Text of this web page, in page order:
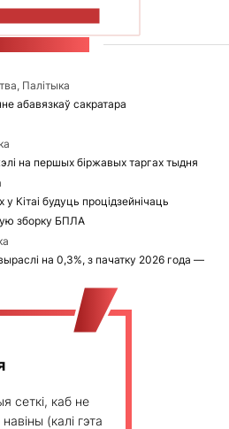
Палітыка
абавязкаў сакратара
на першых біржавых таргах тыдня
Кітаі будуць процідзейнічаць
зборку БПЛА
на 0,3%, з пачатку 2026 года —
сеткі, каб не
(калі гэта